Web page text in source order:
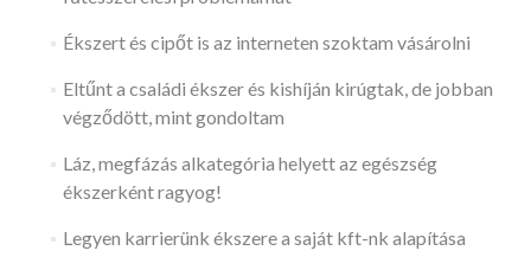
Ékszert és cipőt is az interneten szoktam vásárolni
Eltűnt a családi ékszer és kishíján kirúgtak, de jobban
végződött, mint gondoltam
Láz, megfázás alkategória helyett az egészség
ékszerként ragyog!
Legyen karrierünk ékszere a saját kft-nk alapítása